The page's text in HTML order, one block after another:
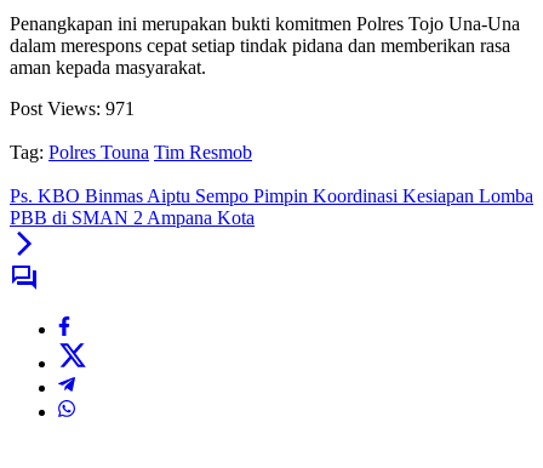
Penangkapan ini merupakan bukti komitmen Polres Tojo Una-Una
dalam merespons cepat setiap tindak pidana dan memberikan rasa
aman kepada masyarakat.
Post Views: 971
Tag: Polres Touna Tim Resmob
Ps. KBO Binmas Aiptu Sempo Pimpin Koordinasi Kesiapan Lomba
PBB di SMAN 2 Ampana Kota